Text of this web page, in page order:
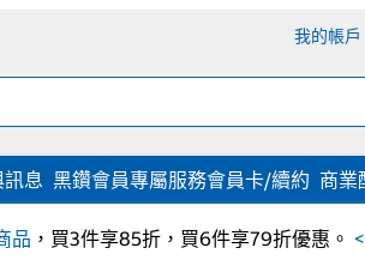
我的帳戶
息 黑鑽會員專屬服務會員卡/續約 商業
品 ，買3件享85折，買6件享79折優惠。